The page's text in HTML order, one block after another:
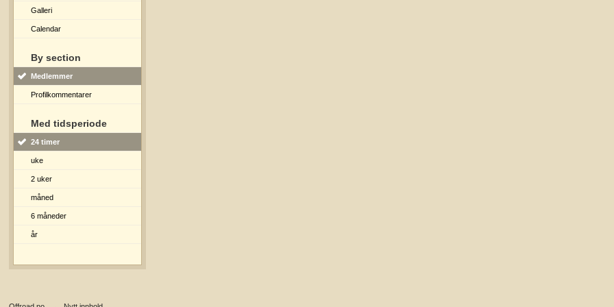
Galleri
Calendar
By section
Medlemmer
Profilkommentarer
Med tidsperiode
24 timer
uke
2 uker
måned
6 måneder
år